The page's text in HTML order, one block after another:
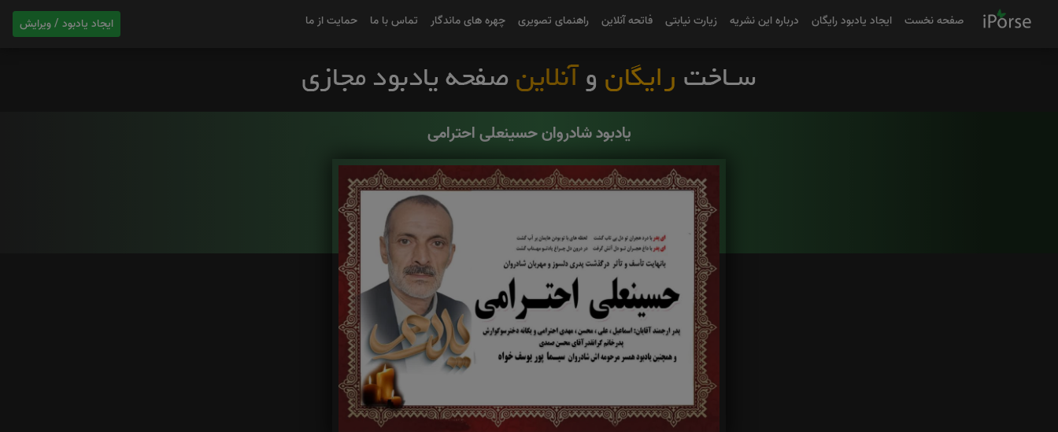
ایجاد یادبود / ویرایش صفحه نخست ایجاد یادبود رایگان درباره این نشریه زیارت نیابتی فاتحه آنلاین راهنمای تصویری چهره های ماندگار تماس با ما حمایت از ما
یادبود شادروان حسینعلی احترامی